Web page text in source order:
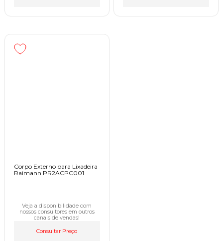
Corpo Externo para Lixadeira
Raimann PR2ACPC001
Veja a disponibilidade com
nossos consultores em outros
canais de vendas!
Consultar Preço